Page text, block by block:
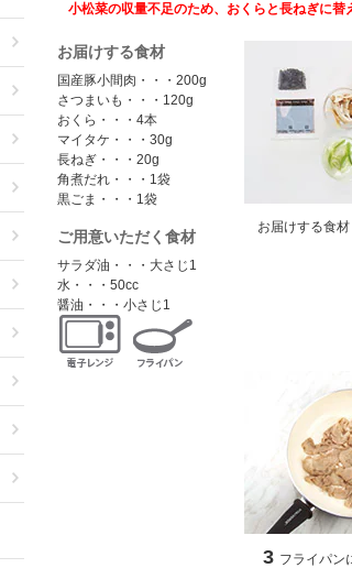
小松菜の収量不足のため、おくらと長ねぎに替
お届けする食材
国産豚小間肉・・・200g
さつまいも・・・120g
おくら・・・4本
マイタケ・・・30g
長ねぎ・・・20g
角煮だれ・・・1袋
黒ごま・・・1袋
ご用意いただく食材
サラダ油・・・大さじ1
水・・・50cc
醤油・・・小さじ1
お届けする食材
3 フライパン